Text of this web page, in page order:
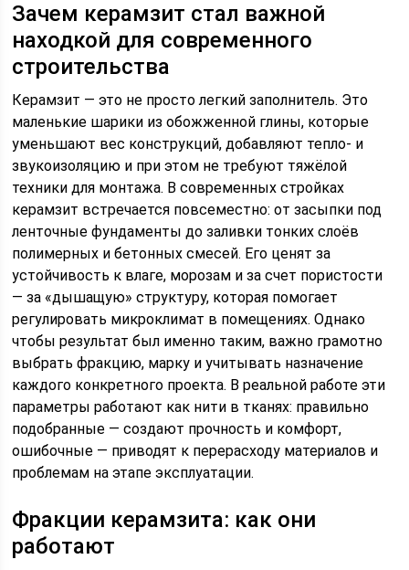
Зачем керамзит стал важной
находкой для современного
строительства
Керамзит — это не просто легкий заполнитель. Это
маленькие шарики из обожженной глины, которые
уменьшают вес конструкций, добавляют тепло- и
звукоизоляцию и при этом не требуют тяжёлой
техники для монтажа. В современных стройках
керамзит встречается повсеместно: от засыпки под
ленточные фундаменты до заливки тонких слоёв
полимерных и бетонных смесей. Его ценят за
устойчивость к влаге, морозам и за счет пористости
— за «дышащую» структуру, которая помогает
регулировать микроклимат в помещениях. Однако
чтобы результат был именно таким, важно грамотно
выбрать фракцию, марку и учитывать назначение
каждого конкретного проекта. В реальной работе эти
параметры работают как нити в тканях: правильно
подобранные — создают прочность и комфорт,
ошибочные — приводят к перерасходу материалов и
проблемам на этапе эксплуатации.
Фракции керамзита: как они
работают